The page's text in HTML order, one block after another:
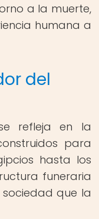
a la muerte,
humana a
del
refleja en la
para
hasta los
funeraria
que la